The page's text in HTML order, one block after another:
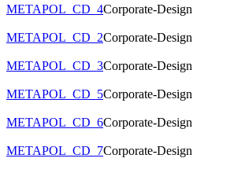
METAPOL_CD_4Corporate-Design
METAPOL_CD_2Corporate-Design
METAPOL_CD_3Corporate-Design
METAPOL_CD_5Corporate-Design
METAPOL_CD_6Corporate-Design
METAPOL_CD_7Corporate-Design